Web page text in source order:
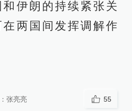
伊朗的持续紧张关
两国间发挥调解作
张亮亮 55